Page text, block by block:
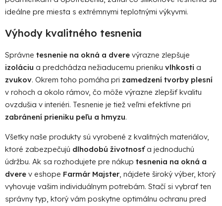
ideálne pre miesta s extrémnymi teplotnými výkyvmi.
Výhody kvalitného tesnenia
Správne tesnenie na okná a dvere výrazne zlepšuje
izoláciu a predchádza nežiaducemu prieniku vlhkosti a
zvukov. Okrem toho pomáha pri zamedzení tvorby plesní
v rohoch a okolo rámov, čo môže výrazne zlepšiť kvalitu
ovzdušia v interiéri. Tesnenie je tiež veľmi efektívne pri
zabránení prieniku peľu a hmyzu.
Všetky naše produkty sú vyrobené z kvalitných materiálov,
ktoré zabezpečujú dlhodobú životnosťa jednoduchú
údržbu. Ak sa rozhodujete pre nákup tesnenia na okná a
dvere v eshope Farmár Majster, nájdete široký výber, ktorý
vyhovuje vašim individuálnym potrebám. Stačí si vybrať ten
správny typ, ktorý vám poskytne optimálnu ochranu pred